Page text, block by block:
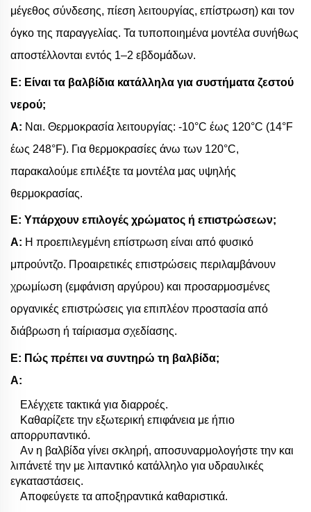
μέγεθος σύνδεσης, πίεση λειτουργίας, επίστρωση) και τον
όγκο της παραγγελίας. Τα τυποποιημένα μοντέλα συνήθως
αποστέλλονται εντός 1–2 εβδομάδων.
Ε: Είναι τα βαλβίδια κατάλληλα για συστήματα ζεστού
νερού;
Α: Ναι. Θερμοκρασία λειτουργίας: -10°C έως 120°C (14°F
έως 248°F). Για θερμοκρασίες άνω των 120°C,
παρακαλούμε επιλέξτε τα μοντέλα μας υψηλής
θερμοκρασίας.
Ε: Υπάρχουν επιλογές χρώματος ή επιστρώσεων;
Α: Η προεπιλεγμένη επίστρωση είναι από φυσικό
μπρούντζο. Προαιρετικές επιστρώσεις περιλαμβάνουν
χρωμίωση (εμφάνιση αργύρου) και προσαρμοσμένες
οργανικές επιστρώσεις για επιπλέον προστασία από
διάβρωση ή ταίριασμα σχεδίασης.
Ε: Πώς πρέπει να συντηρώ τη βαλβίδα;
Α:
Ελέγχετε τακτικά για διαρροές.
Καθαρίζετε την εξωτερική επιφάνεια με ήπιο
απορρυπαντικό.
Αν η βαλβίδα γίνει σκληρή, αποσυναρμολογήστε την και
λιπάνετέ την με λιπαντικό κατάλληλο για υδραυλικές
εγκαταστάσεις.
Αποφεύγετε τα αποξηραντικά καθαριστικά.